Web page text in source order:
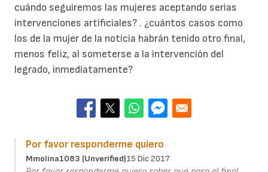
cuándo seguiremos las mujeres aceptando serias
intervenciones artificiales? . ¿cuántos casos como
los de la mujer de la noticia habrán tenido otro final,
menos feliz, al someterse a la intervención del
legrado, inmediatamente?
Por favor responderme quiero
Mmolina1083 (unverified)15 Dic 2017